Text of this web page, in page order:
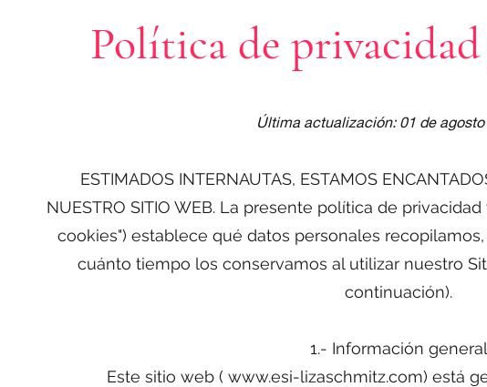
Política de
Última actualización: 01 de
ESTIMADOS INTERNAUTAS, ESTAMOS
NUESTRO SITIO WEB. La presente política de
cookies") establece qué datos personales
cuánto tiempo los conservamos al utilizar nuestro
continuación).
1.- Información general
Este sitio web ( www.esi-lizaschmitz.com) está